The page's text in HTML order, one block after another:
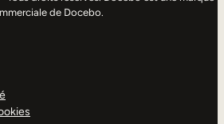
de Docebo.